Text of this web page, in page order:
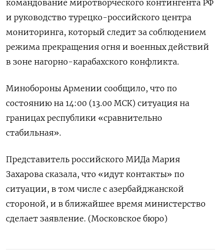
командование миротворческого контингента РФ
и руководство турецко-российского центра
мониторинга, который следит за соблюдением
режима прекращения огня и военных действий
в зоне нагорно-карабахского конфликта.
Минобороны Армении сообщило, что по
состоянию на 14:00 (13.00 МСК) ситуация на
границах республики «сравнительно
стабильная».
Представитель российского МИДа Мария
Захарова сказала, что «идут контакты» по
ситуации, в том числе с азербайджанской
стороной, и в ближайшее время министерство
сделает заявление. (Московское бюро)